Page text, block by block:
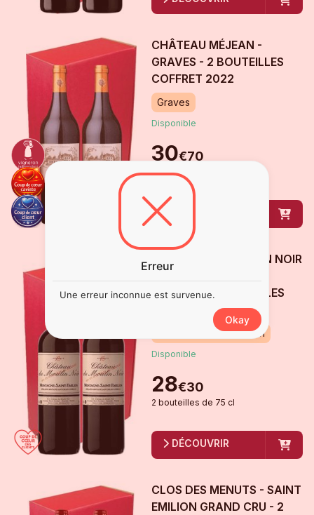
CHÂTEAU MÉJEAN -
GRAVES - 2 BOUTEILLES
COFFRET 2022
Graves
Disponible
30€70
2bouteille
CHÂTEAU DU MOULIN NOIR
ÉMILION - 2 BOUTEILLES
2016
Montagne Saint-Emilion
Disponible
28€30
2 bouteilles de 75 cl
DÉCOUVRIR
CLOS DES MENUTS - SAINT
EMILION GRAND CRU - 2
Erreur
Une erreur inconnue est survenue.
Okay